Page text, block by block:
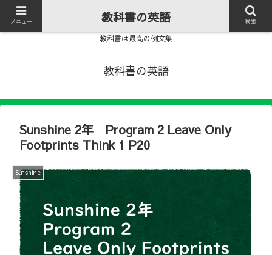
教科書は最高の例文集
教科書の英語
Sunshine 2年 Program 2 Leave Only
Footprints Think 1 P20
Sunshine
メニュー 教科書の英語 検索